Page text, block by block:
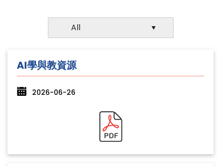
AI學與教資源
2026-06-26